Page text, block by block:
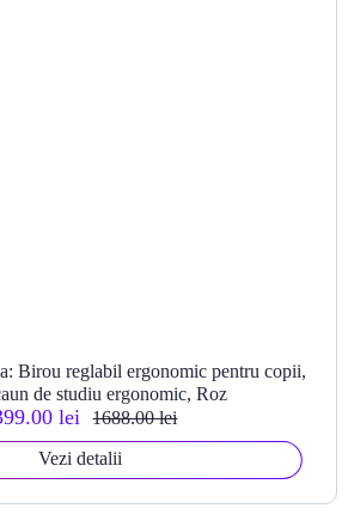
Birou reglabil ergonomic pentru copii,
de studiu ergonomic, Roz
1688.00 lei
lei
Vezi detalii